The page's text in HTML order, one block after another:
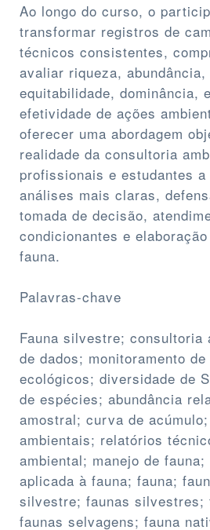
Ao longo do curso, o
transformar registros de
técnicos consistentes,
avaliar riqueza,
equitabilidade, dominância,
efetividade de ações
oferecer uma abordagem
realidade da consultoria
profissionais e estudantes a
análises mais claras,
tomada de decisão,
condicionantes e
fauna.
Palavras-chave
Fauna silvestre; consultoria
de dados; monitoramento
ecológicos; diversidade de
de espécies; abundância
amostral; curva de
ambientais; relatórios
ambiental; manejo de
aplicada à fauna; fauna;
silvestre; faunas silvestres;
faunas selvagens; fauna